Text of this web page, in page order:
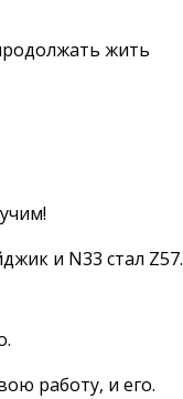
жить
и N33 стал Z57.
работу, и его.